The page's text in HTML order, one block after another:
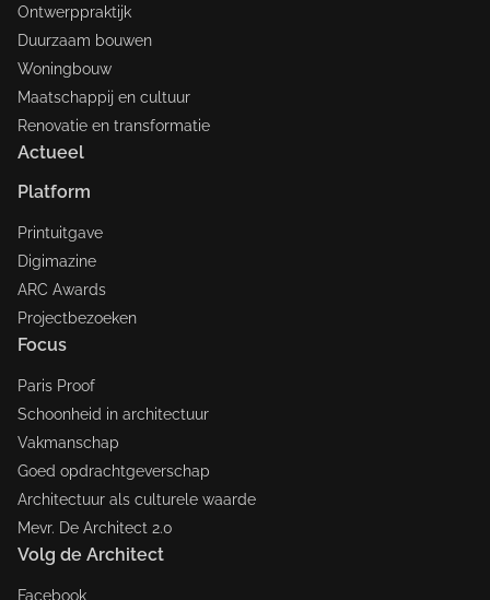
Ontwerppraktijk
Duurzaam bouwen
Woningbouw
Maatschappij en cultuur
Renovatie en transformatie
Actueel
Platform
Printuitgave
Digimazine
ARC Awards
Projectbezoeken
Focus
Paris Proof
Schoonheid in architectuur
Vakmanschap
Goed opdrachtgeverschap
Architectuur als culturele waarde
Mevr. De Architect 2.0
Volg de Architect
Facebook